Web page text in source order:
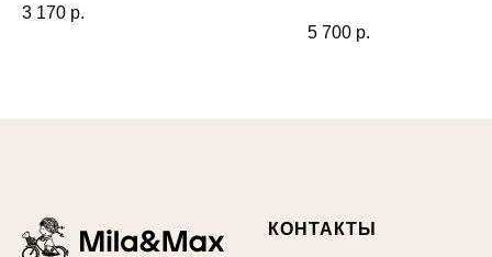
3 170 р.
5 700 р.
КОНТАКТЫ